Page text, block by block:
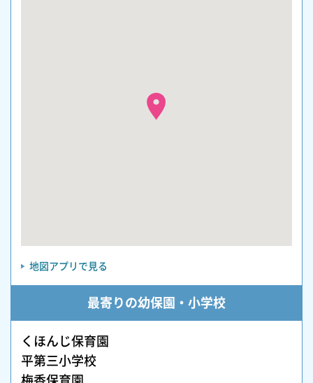
地図アプリで見る
最寄りの幼保園・小学校
くほんじ保育園
平第三小学校